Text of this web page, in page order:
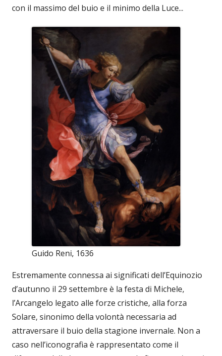
con il massimo del buio e il minimo della Luce...
Guido Reni, 1636
Estremamente connessa ai significati dell’Equinozio
d’autunno il 29 settembre è la festa di Michele,
l’Arcangelo legato alle forze cristiche, alla forza
Solare, sinonimo della volontà necessaria ad
attraversare il buio della stagione invernale. Non a
caso nell’iconografia è rappresentato come il